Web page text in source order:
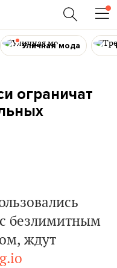
Уличная мода
ограничат
безлимитным
ждут